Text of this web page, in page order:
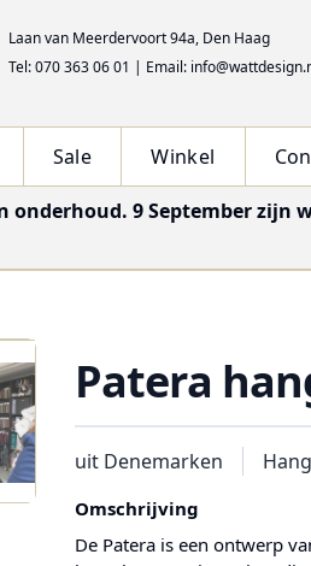
Laan van Meerdervoort 94a, Den Haag
Tel: 070 363 06 01 | Email:
Sale Winkel
9 September zijn
Patera
uit Denemarken
Omschrijving
De Patera is een ontwerp